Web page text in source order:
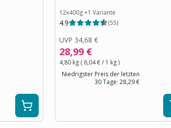
12x400g+1 Variante
4.9 (55)
UVP 34,68 €
28,99 €
4,80 kg ( 6,04 €/ 1 kg)
Niedrigster Preis der letzten
30 Tage: 28,29 €